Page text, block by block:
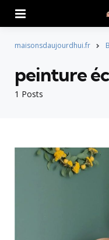
maisonsdaujourdhui.fr
1 Posts
peinture